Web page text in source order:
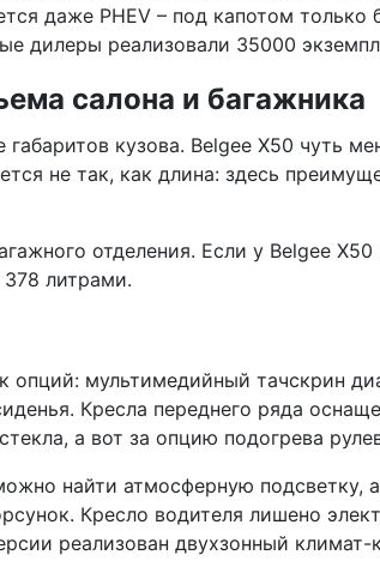
даже PHEV – под капотом
дилеры реализовали 35000
салона и багажника
кузова. Belgee X50 чуть
не так, как длина: здесь
отделения. Если у Belgee
литрами.
опций: мультимедийный тачскрин
Кресла переднего ряда
а вот за опцию подогрева
найти атмосферную подсветку,
Кресло водителя лишено
реализован двухзонный климат-